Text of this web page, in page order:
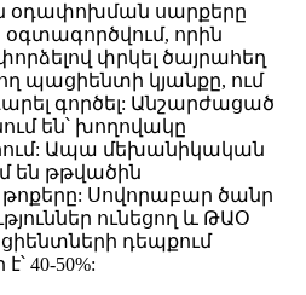
օդափոխման սարքերը
որին
փրկել ծայրահեղ
պացիենտի կյանքը, ում
գործել: Անշարժացած
են՝ խողովակը
Ապա մեխանիկական
են թթվածին
Սովորաբար ծանր
ունեցող և ԹԱՕ
դեպքում
40-50%: